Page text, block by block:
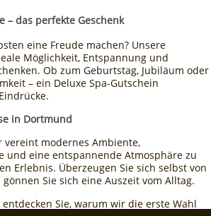
– das perfekte Geschenk
eine Freude machen? Unsere
Möglichkeit, Entspannung und
Ob zum Geburtstag, Jubiläum oder
– ein Deluxe Spa-Gutschein
in Dortmund
vereint modernes Ambiente,
und eine entspannende Atmosphäre zu
Erlebnis. Überzeugen Sie sich selbst von
Sie sich eine Auszeit vom Alltag.
Sie, warum wir die erste Wahl